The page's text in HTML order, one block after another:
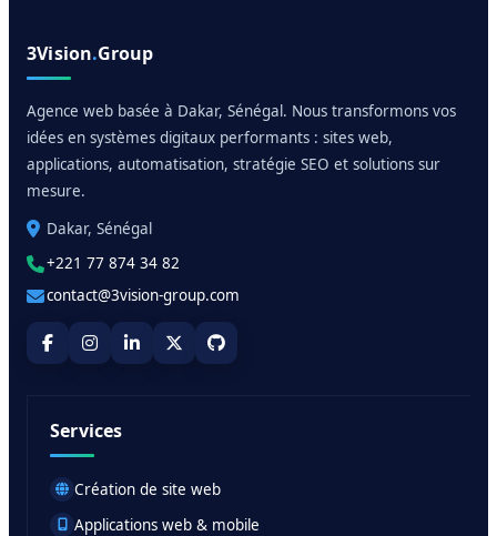
3Vision.Group
Agence web basée à Dakar, Sénégal. Nous transformons vos
idées en systèmes digitaux performants : sites web,
applications, automatisation, stratégie SEO et solutions sur
mesure.
Dakar, Sénégal
+221 77 874 34 82
contact@3vision-group.com
Services
Création de site web
Applications web & mobile